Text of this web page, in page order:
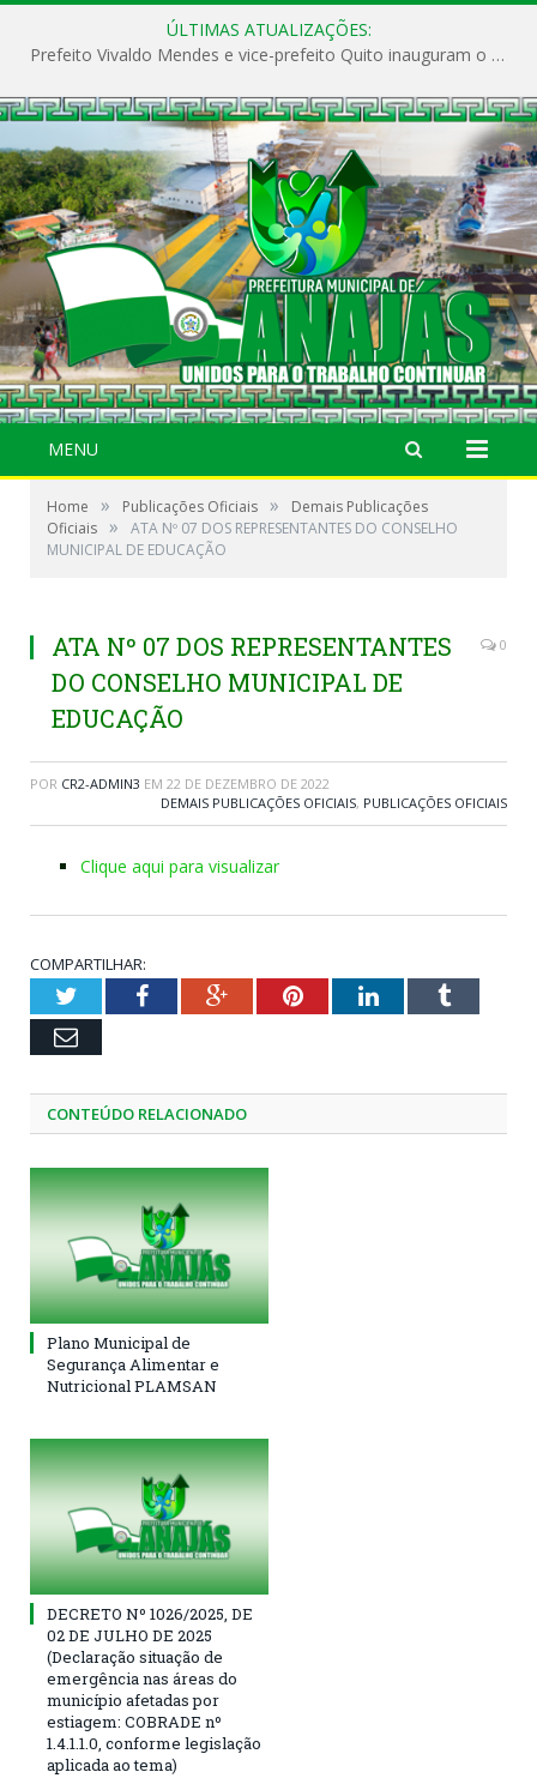
ÚLTIMAS ATUALIZAÇÕES:
Prefeito Vivaldo Mendes e vice-prefeito Quito inauguram o CAPS e fortalecem a saúde pública em Anajás.
MENU
Home » Publicações Oficiais »
Demais Publicações
Oficiais »
ATA Nº 07 DOS REPRESENTANTES DO CONSELHO
MUNICIPAL DE EDUCAÇÃO
ATA Nº 07 DOS REPRESENTANTES
DO CONSELHO MUNICIPAL DE
EDUCAÇÃO
0
POR CR2-ADMIN3 EM 22 DE DEZEMBRO DE 2022
DEMAIS PUBLICAÇÕES OFICIAIS, PUBLICAÇÕES OFICIAIS
Clique aqui para visualizar
COMPARTILHAR:
TwitterFacebookGoogle+PinterestLinkedInTumblr
Email
CONTEÚDO RELACIONADO
Plano Municipal de
Segurança Alimentar e
Nutricional PLAMSAN
DECRETO Nº 1026/2025, DE
02 DE JULHO DE 2025
(Declaração situação de
emergência nas áreas do
município afetadas por
estiagem: COBRADE nº
1.4.1.1.0, conforme legislação
aplicada ao tema)